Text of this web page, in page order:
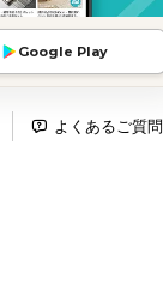
Google Play
よくあるご質問